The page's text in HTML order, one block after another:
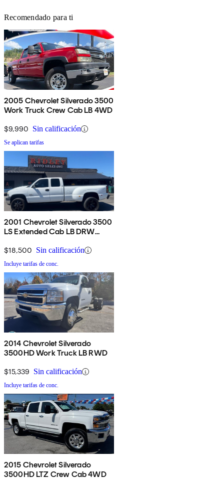
Recomendado para ti
2005 Chevrolet Silverado 3500
Work Truck Crew Cab LB 4WD
$9,990 Sin calificación
Se aplican tarifas
2001 Chevrolet Silverado 3500
LS Extended Cab LB DRW
$18,500 Sin calificación
Incluye tarifas de conc.
2014 Chevrolet Silverado
3500HD Work Truck LB RWD
$15,339 Sin calificación
Incluye tarifas de conc.
2015 Chevrolet Silverado
3500HD LTZ Crew Cab 4WD